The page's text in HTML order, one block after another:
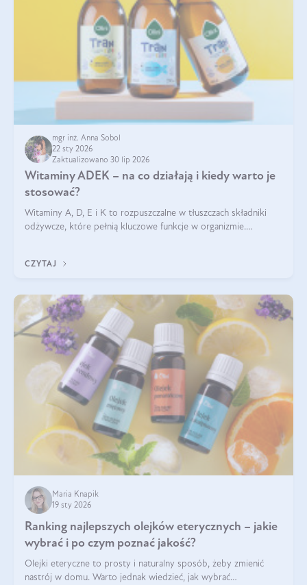
mgr inż. Anna Sobol
22 sty 2026
Zaktualizowano 30 lip 2026
Witaminy ADEK – na co działają i kiedy warto je
stosować?
Witaminy A, D, E i K to rozpuszczalne w tłuszczach składniki
odżywcze, które pełnią kluczowe funkcje w organizmie.
CZYTAJ
Maria Knapik
19 sty 2026
Ranking najlepszych olejków eterycznych – jakie
wybrać i po czym poznać jakość?
Olejki eteryczne to prosty i naturalny sposób, żeby zmienić
nastrój w domu. Warto jednak wiedzieć, jak wybrać